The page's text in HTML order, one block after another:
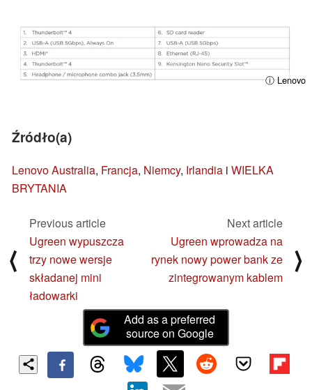
ⓘ Lenovo
Źródło(a)
Lenovo Australia, Francja, Niemcy, Irlandia i WIELKA
BRYTANIA
⟨
Previous article
Ugreen wypuszcza
trzy nowe wersje
składanej mini
ładowarki
Next article
Ugreen wprowadza na
rynek nowy power bank ze
zintegrowanym kablem
⟩
Add as a preferred
source on Google